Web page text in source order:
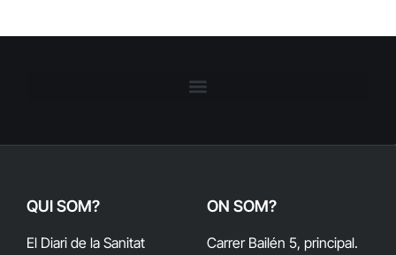
QUI SOM?
El Diari de la Sanitat
ON SOM?
Carrer Bailén 5, principal.